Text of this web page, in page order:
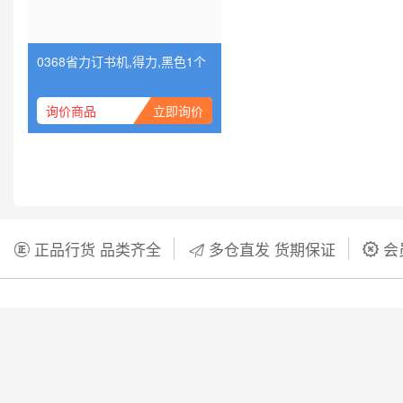
服务协议
公司资质
投资洽谈
Copyright © 2016-2020simianti.cnAll Rights Reserved. 津ICP